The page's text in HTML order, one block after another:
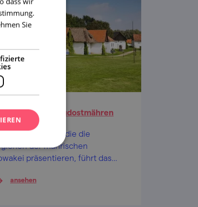
Südostmähren
in Areale, die die
der mährischen
präsentieren, führt das
bietet Unterhaltung
ansehen
Sie